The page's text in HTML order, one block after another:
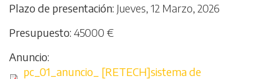
Plazo de presentación Jueves, 12 Marzo, 2026
Presupuesto 45000 €
Anuncio
Archivo
pc_01_anuncio_ [RETECH]sistema de